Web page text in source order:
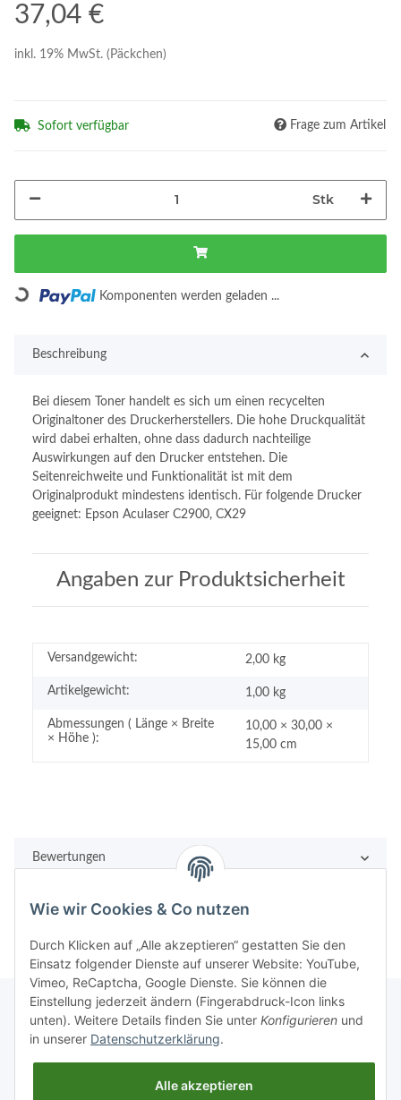
37,04 €
inkl. 19% MwSt. (Päckchen)
Sofort verfügbar Frage zum Artikel
Stk
Loading... Komponenten werden geladen ...
Beschreibung
Bei diesem Toner handelt es sich um einen recycelten
Originaltoner des Druckerherstellers. Die hohe Druckqualität
wird dabei erhalten, ohne dass dadurch nachteilige
Auswirkungen auf den Drucker entstehen. Die
Seitenreichweite und Funktionalität ist mit dem
Originalprodukt mindestens identisch. Für folgende Drucker
geeignet: Epson Aculaser C2900, CX29
Angaben zur Produktsicherheit
Versandgewicht: 2,00 kg
Artikelgewicht: 1,00 kg
Abmessungen ( Länge × Breite
× Höhe ):
10,00 × 30,00 ×
15,00 cm
Bewertungen
Rechtliches
Wie wir Cookies & Co nutzen
Durch Klicken auf „Alle akzeptieren“ gestatten Sie den
Einsatz folgender Dienste auf unserer Website: YouTube,
Vimeo, ReCaptcha, Google Dienste. Sie können die
Einstellung jederzeit ändern (Fingerabdruck-Icon links
unten). Weitere Details finden Sie unter Konfigurieren und
in unserer Datenschutzerklärung.
Alle akzeptieren